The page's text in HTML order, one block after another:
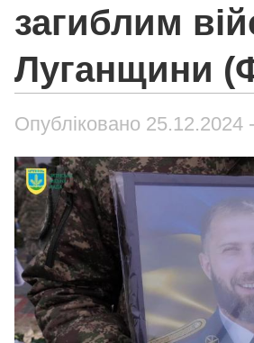
загиблим
Луганщини
Опубліковано 25.12.2024